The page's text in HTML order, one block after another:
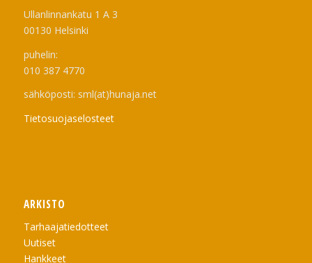
Ullanlinnankatu 1 A 3
00130 Helsinki
puhelin:
010 387 4770
sähköposti: sml(at)hunaja.net
Tietosuojaselosteet
ARKISTO
Tarhaajatiedotteet
Uutiset
Hankkeet